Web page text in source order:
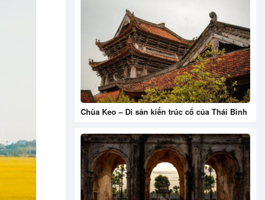
Chùa Keo – Di sản kiến trúc cổ của Thái Bình